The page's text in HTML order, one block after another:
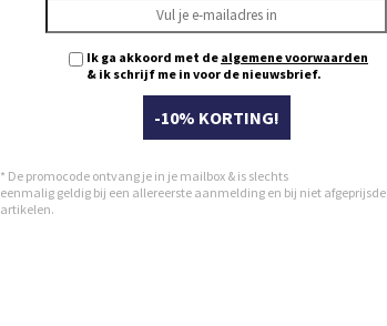
Ik ga akkoord met de algemene voorwaarden
& ik schrijf me in voor de nieuwsbrief.
-10% KORTING!
* De promocode ontvang je in je mailbox & is slechts
eenmalig geldig bij een allereerste aanmelding en bij niet afgeprijsde
artikelen.